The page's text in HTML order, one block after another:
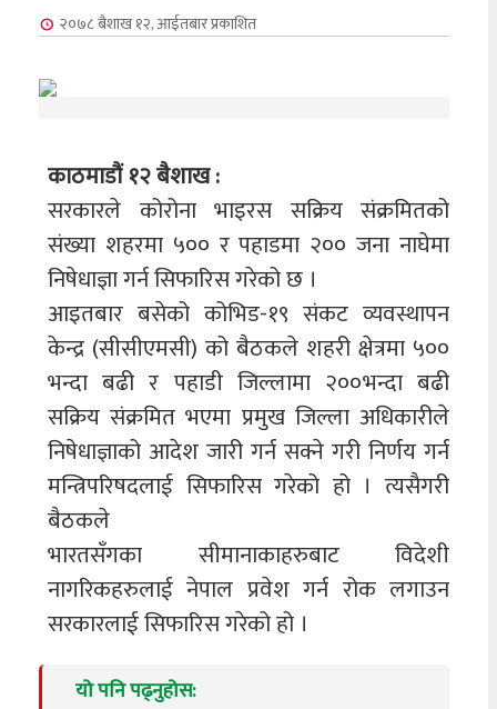
२०७८ बैशाख १२, आईतबारप्रकाशित
काठमाडौं १२ बैशाख :
सरकारले कोरोना भाइरस सक्रिय संक्रमितको
संख्या शहरमा ५०० र पहाडमा २०० जना नाघेमा
निषेधाज्ञा गर्न सिफारिस गरेको छ ।
आइतबार बसेको कोभिड-१९ संकट व्यवस्थापन
केन्द्र (सीसीएमसी) को बैठकले शहरी क्षेत्रमा ५००
भन्दा बढी र पहाडी जिल्लामा २००भन्दा बढी
सक्रिय संक्रमित भएमा प्रमुख जिल्ला अधिकारीले
निषेधाज्ञाको आदेश जारी गर्न सक्ने गरी निर्णय गर्न
मन्त्रिपरिषदलाई सिफारिस गरेको हो । त्यसैगरी
बैठकले
भारतसँगका सीमानाकाहरुबाट विदेशी
नागरिकहरुलाई नेपाल प्रवेश गर्न रोक लगाउन
सरकारलाई सिफारिस गरेको हो ।
यो पनि पढ्नुहोस: